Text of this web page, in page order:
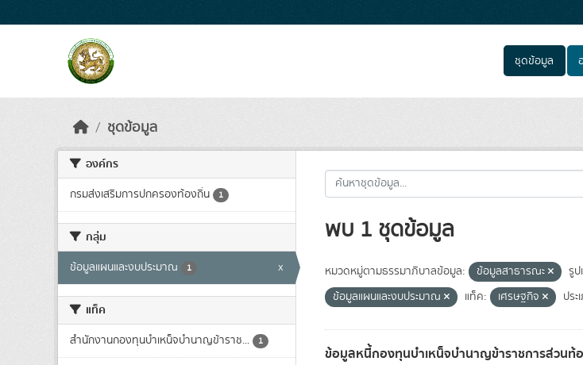
ชุดข้อมูล
ชุดข้อมูล
องค์กร
กรมส่งเสริมการปกครองท้องถิ่น 1
กลุ่ม
ข้อมูลแผนและงบประมาณ 1 x
แท็ค
สำนักงานกองทุนบำเหน็จบำนาญข้าราช... 1
พบ 1 ชุดข้อมูล
หมวดหมู่ตามธรรมาภิบาลข้อมูล: ข้อมูลสาธารณะ รูป
ข้อมูลแผนและงบประมาณ
แท็ค: เศรษฐกิจ ปร
ข้อมูลหนี้กองทุนบำเหน็จบำนาญข้าราชการส่วนท้